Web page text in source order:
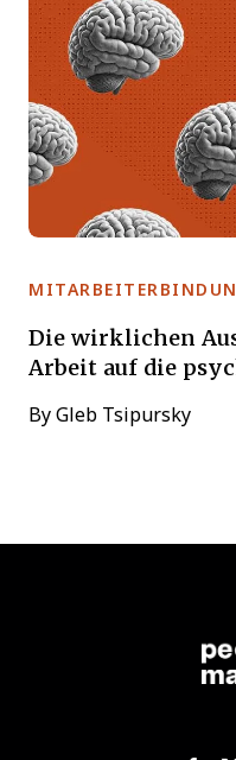
Die wirklichen
Arbeit auf die
By Gleb Tsipursky